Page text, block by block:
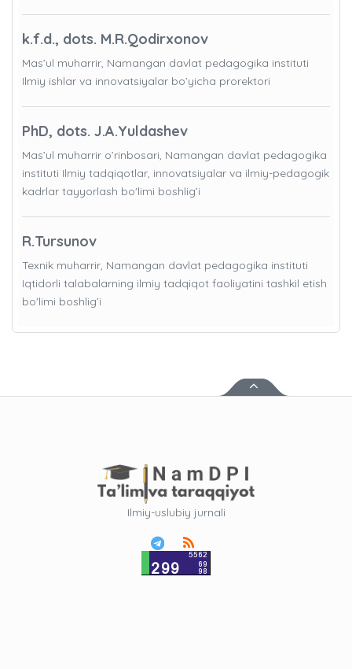
k.f.d., dots. M.R.Qodirxonov
Mas’ul muharrir, Namangan davlat pedagogika instituti
Ilmiy ishlar va innovatsiyalar bo’yicha prorektori
PhD, dots. J.A.Yuldashev
Mas’ul muharrir o’rinbosari, Namangan davlat pedagogika
instituti Ilmiy tadqiqotlar, innovatsiyalar va ilmiy-pedagogik
kadrlar tayyorlash bo'limi boshlig’i
R.Tursunov
Texnik muharrir, Namangan davlat pedagogika instituti
Iqtidorli talabalarning ilmiy tadqiqot faoliyatini tashkil etish
bo'limi boshlig’i
Ilmiy-uslubiy jurnali